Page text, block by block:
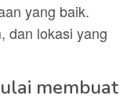
yang baik.
dan lokasi yang
membuat